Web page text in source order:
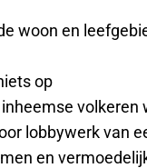
woon en
op
volkeren
lobbywerk van
en